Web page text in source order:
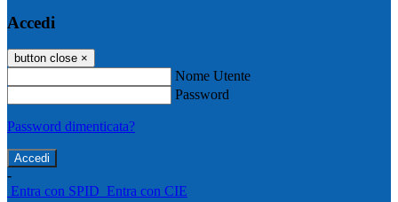
Accedi
button close ×
Nome Utente
Password
Password dimenticata?
-
Entra con SPID Entra con CIE